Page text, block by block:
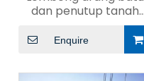
dan penutup tanah
untuk memadamkan
kebakaran
Enquire